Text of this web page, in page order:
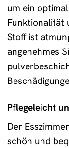
um ein
Funktionalität
Stoff ist
angenehmes
Pflegeleicht
Der
schön und